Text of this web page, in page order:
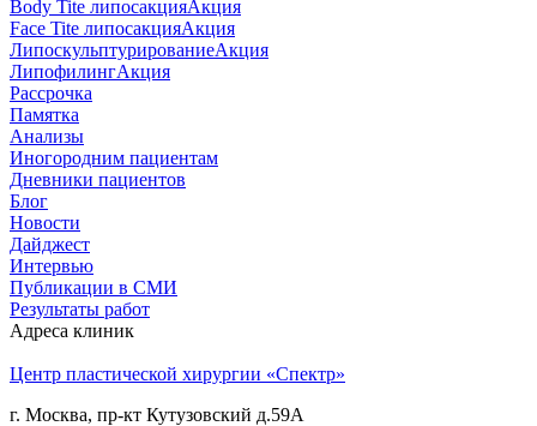
Body Tite липосакцияАкция
Face Tite липосакцияАкция
ЛипоскульптурированиеАкция
ЛипофилингАкция
Рассрочка
Памятка
Анализы
Иногородним пациентам
Дневники пациентов
Блог
Новости
Дайджест
Интервью
Публикации в СМИ
Результаты работ
Адреса клиник
Центр пластической хирургии «Спектр»
г. Москва, пр-кт Кутузовский д.59А